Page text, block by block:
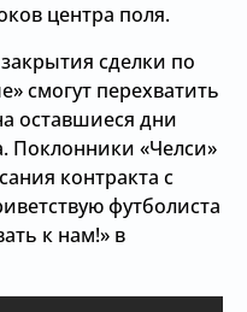
центра поля.
сделки по
смогут перехватить
оставшиеся дни
Поклонники «Челси»
контракта с
футболиста
к нам!» в